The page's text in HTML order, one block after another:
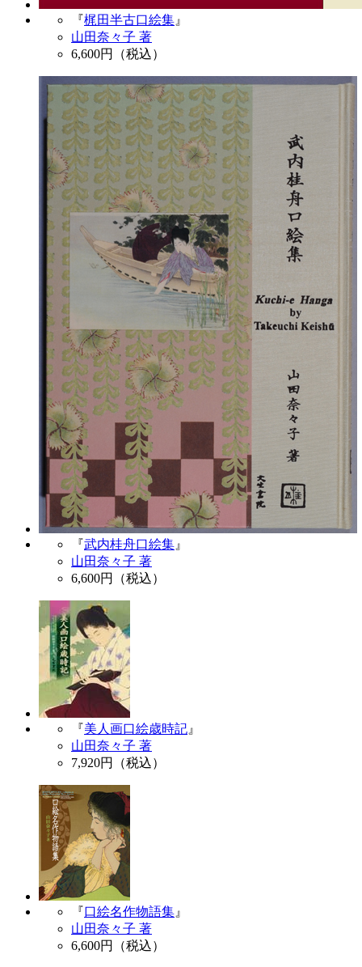
『梶田半古口絵集 』
山田奈々子 著
6,600円（税込）
『武内桂舟口絵集 』
山田奈々子 著
6,600円（税込）
『美人画口絵歳時記 』
山田奈々子 著
7,920円（税込）
『口絵名作物語集 』
山田奈々子 著
6,600円（税込）